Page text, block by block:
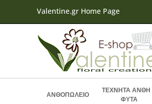
Valentine.gr Home Page
ΑΝΘΟΠΩΛΕΙΟ
ΤΕΧΝΗΤΑ ΑΝΘΗ
ΦΥΤΑ